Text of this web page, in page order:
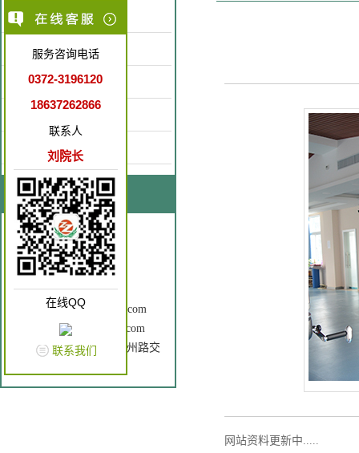
网站资料更新中.....
医院简介
医疗环境
特色医疗
康复园地
联系我们
联系人：刘院长
手 机：18637262866
电 话：0372-3196120
Q Q： 2602760196
邮 箱：ayzzkfyy@163.com
网 址：www.ayzzkfyy.com
地 址： 安钢大道与中州路交
服务咨询电话
0372-3196120
18637262866
联系人
刘院长
在线QQ
联系我们